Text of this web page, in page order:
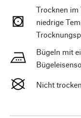
Trocknen
niedrige
Bügeln mit
Nicht